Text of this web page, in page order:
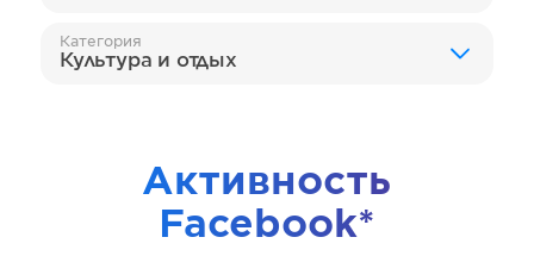
Категория
Культура и отдых
Активность
Facebook*